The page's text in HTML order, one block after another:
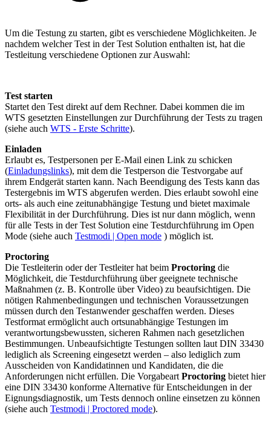
Um die Testung zu starten, gibt es verschiedene Möglichkeiten. Je
nachdem welcher Test in der Test Solution enthalten ist, hat die
Testleitung verschiedene Optionen zur Auswahl:
Test starten
Startet den Test direkt auf dem Rechner. Dabei kommen die im
WTS gesetzten Einstellungen zur Durchführung der Tests zu tragen
(siehe auch WTS - Erste Schritte).
Einladen
Erlaubt es, Testpersonen per E-Mail einen Link zu schicken
(Einladungslinks), mit dem die Testperson die Testvorgabe auf
ihrem Endgerät starten kann. Nach Beendigung des Tests kann das
Testergebnis im WTS abgerufen werden. Dies erlaubt sowohl eine
orts- als auch eine zeitunabhängige Testung und bietet maximale
Flexibilität in der Durchführung. Dies ist nur dann möglich, wenn
für alle Tests in der Test Solution eine Testdurchführung im Open
Mode (siehe auch Testmodi | Open mode ) möglich ist.
Proctoring
Die Testleiterin oder der Testleiter hat beim Proctoring die
Möglichkeit, die Testdurchführung über geeignete technische
Maßnahmen (z. B. Kontrolle über Video) zu beaufsichtigen. Die
nötigen Rahmenbedingungen und technischen Voraussetzungen
müssen durch den Testanwender geschaffen werden. Dieses
Testformat ermöglicht auch ortsunabhängige Testungen im
verantwortungsbewussten, sicheren Rahmen nach gesetzlichen
Bestimmungen. Unbeaufsichtigte Testungen sollten laut DIN 33430
lediglich als Screening eingesetzt werden – also lediglich zum
Ausscheiden von Kandidatinnen und Kandidaten, die die
Anforderungen nicht erfüllen. Die Vorgabeart Proctoring bietet hier
eine DIN 33430 konforme Alternative für Entscheidungen in der
Eignungsdiagnostik, um Tests dennoch online einsetzen zu können
(siehe auch Testmodi | Proctored mode).